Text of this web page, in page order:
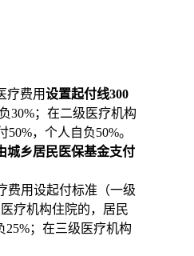
疗费用设置起付线300
30%；在二级医疗机构
50%，个人自负50%。
城乡居民医保基金支付
费用设起付标准（一级
疗机构住院的，居民
25%；在三级医疗机构